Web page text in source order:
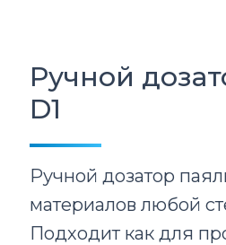
Ручной
D1
Ручной дозатор
материалов любой
Подходит как для